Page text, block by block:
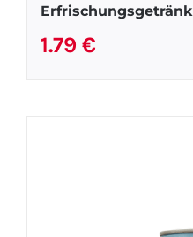
Erfrischungsgetränk
1.79 €